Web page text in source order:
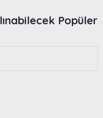
Popüler